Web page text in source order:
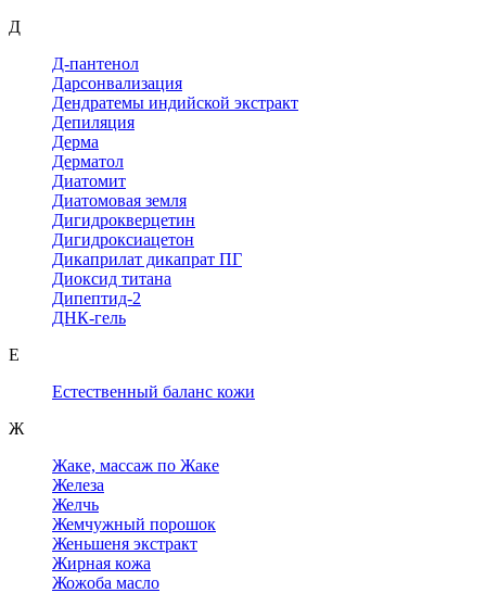
Д
Д-пантенол
Дарсонвализация
Дендратемы индийской экстракт
Депиляция
Дерма
Дерматол
Диатомит
Диатомовая земля
Дигидрокверцетин
Дигидроксиацетон
Дикаприлат дикапрат ПГ
Диоксид титана
Дипептид-2
ДНК-гель
Е
Естественный баланс кожи
Ж
Жаке, массаж по Жаке
Железа
Желчь
Жемчужный порошок
Женьшеня экстракт
Жирная кожа
Жожоба масло